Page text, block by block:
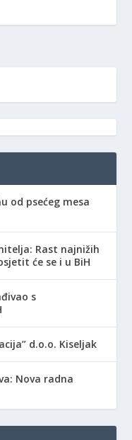
od psećeg mesa
Rast najnižih
će se i u BiH
s
d.o.o. Kiseljak
Nova radna